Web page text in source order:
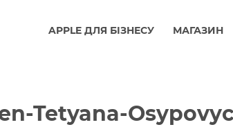
APPLE ДЛЯ БІЗНЕСУ МАГАЗИН
Tetyana-